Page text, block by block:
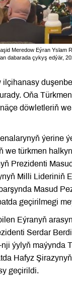
Meredow Eýran Yslam
dabarada çykyş edýär,
ilçihanasy
Oňa
döwletleriň
ýerine
we türkmen
Prezidenti
Milli Lideriniň
Masud
geçirilmegi
Eýranyň
Serdar
ýylyň maýynda
Hafyz
geçirildi.